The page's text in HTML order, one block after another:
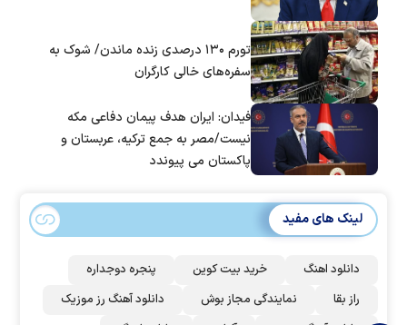
تورم ۱۳۰ درصدی زنده ماندن/ شوک به
سفره‌های خالی کارگران
فیدان: ایران هدف پیمان دفاعی مکه
نیست/مصر به جمع ترکیه، عربستان و
پاکستان می پیوندد
لینک های مفید
دانلود اهنگ خرید بیت کوین
پنجره دوجداره
راز بقا
نمایندگی مجاز بوش
دانلود آهنگ رز‌ موزیک